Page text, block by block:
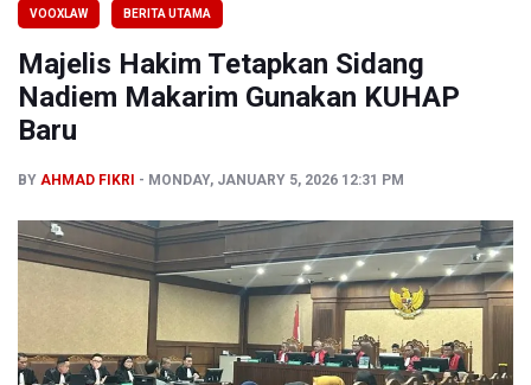
Persebaya Juara Piala Presiden 2026, Menang Adu
Dari Literasi Teks ke Literasi Multimodal
VOOXLAW BERITA UTAMA
Majelis Hakim Tetapkan Sidang
Nadiem Makarim Gunakan KUHAP
Baru
BY AHMAD FIKRI MONDAY, JANUARY 5, 2026 12:31 PM